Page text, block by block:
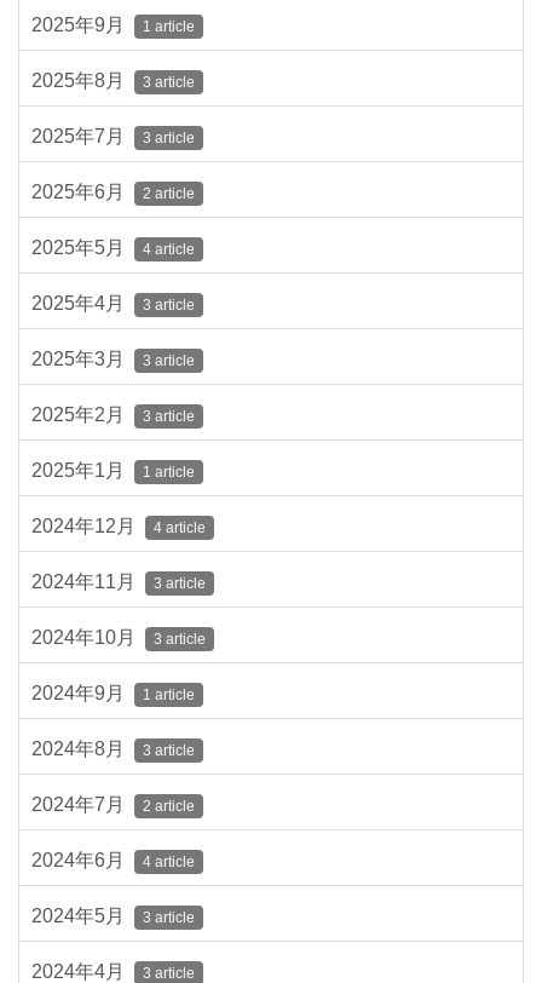
2025年9月 1 article
2025年8月 3 article
2025年7月 3 article
2025年6月 2 article
2025年5月 4 article
2025年4月 3 article
2025年3月 3 article
2025年2月 3 article
2025年1月 1 article
2024年12月 4 article
2024年11月 3 article
2024年10月 3 article
2024年9月 1 article
2024年8月 3 article
2024年7月 2 article
2024年6月 4 article
2024年5月 3 article
2024年4月 3 article